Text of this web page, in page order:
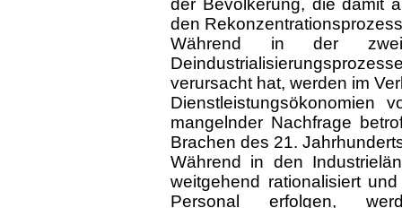
der Bevölkerung, die damit
den
Während in der
verursacht hat, werden im
Dienstleistungsökonomien
mangelnder Nachfrage
Brachen des 21.
Während in den
weitgehend rationalisiert
Personal erfolgen,